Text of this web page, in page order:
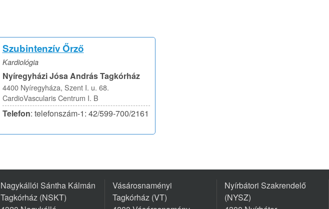
Szubintenzív Őrző
Kardiológia
Nyíregyházi Jósa András Tagkórház
4400 Nyíregyháza, Szent I. u. 68.
CardioVascularis Centrum I. B
Telefon: telefonszám-1: 42/599-700/2161
Nagykállói Sántha Kálmán
Tagkórház (NSKT)
Vásárosnaményi
Tagkórház (VT)
Nyírbátori Szakrendelő
(NYSZ)